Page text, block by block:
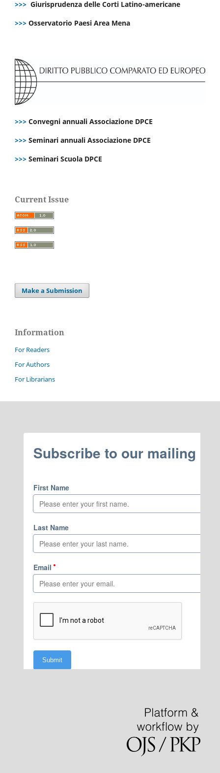
>>> Giurisprudenza delle Corti Latino-americane
>>> Osservatorio Paesi Area Mena
>>> Convegni annuali Associazione DPCE
>>> Seminari annuali Associazione DPCE
>>> Seminari Scuola DPCE
Current Issue
Make a Submission
Information
For Readers
For Authors
For Librarians